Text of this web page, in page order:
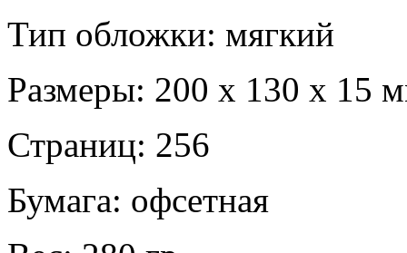
Тип обложки: мягкий
Размеры: 200 х 130 х 15
Страниц: 256
Бумага: офсетная